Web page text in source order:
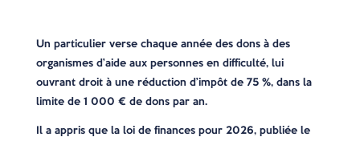
Un particulier verse chaque année des dons à des
organismes d’aide aux personnes en difficulté, lui
ouvrant droit à une réduction d’impôt de 75 %, dans la
limite de 1 000 € de dons par an.
Il a appris que la loi de finances pour 2026, publiée le